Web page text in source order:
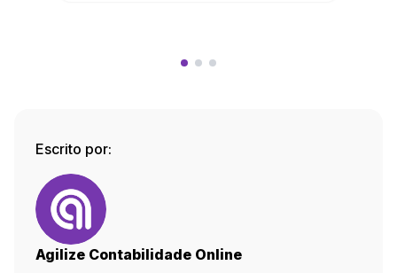
Escrito por:
Agilize Contabilidade Online